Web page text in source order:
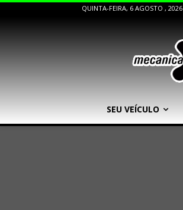
QUINTA-FEIRA, 6 AGOSTO , 2026
SEU VEÍCULO